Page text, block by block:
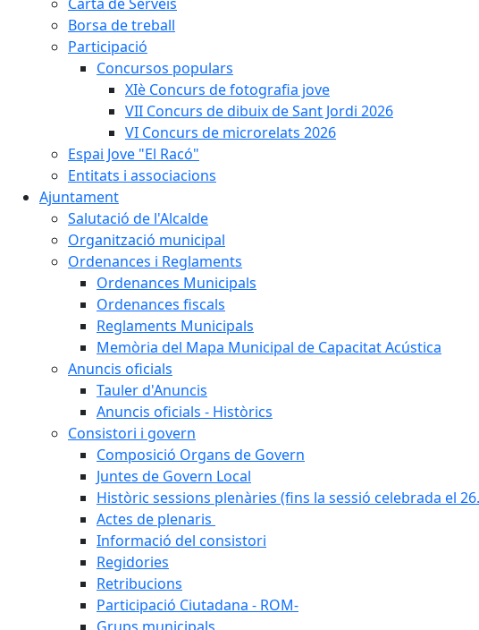
Borsa de treball
Participació
Concursos populars
XIè Concurs de fotografia jove
VII Concurs de dibuix de Sant Jordi 2026
VI Concurs de microrelats 2026
Espai Jove "El Racó"
Entitats i associacions
Ajuntament
Salutació de l'Alcalde
Organització municipal
Ordenances i Reglaments
Ordenances Municipals
Ordenances fiscals
Reglaments Municipals
Memòria del Mapa Municipal de Capacitat Acústica
Anuncis oficials
Tauler d'Anuncis
Anuncis oficials - Històrics
Consistori i govern
Composició Organs de Govern
Juntes de Govern Local
Històric sessions plenàries (fins la sessió celebrada el
Actes de plenaris
Informació del consistori
Regidories
Retribucions
Participació Ciutadana - ROM-